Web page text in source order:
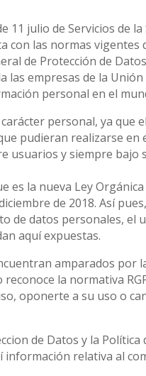
11 julio de Servicios de
con las normas
de Protección de
empresas de la
personal en el
personal, ya que
pudieran realizarse en
usuarios y siempre
es la nueva Ley
de 2018. Así
de datos personales, el
aquí expuestas.
amparados por
la normativa
oponerte a su uso o
de Datos y la Política
información relativa al